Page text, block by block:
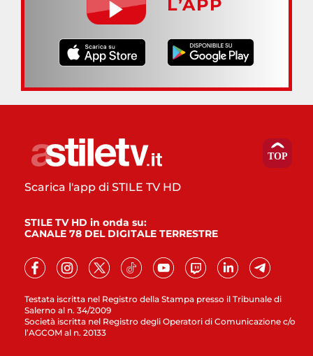
L’APP
Testata iscritta nel Registro della Stampa presso il Tribunale di
Salerno al n. 34/2009
Società iscritta nel Registro degli Operatori di Comunicazione c/o
l’AGCOM al n. 20133
Scarica l'app di STILE TV HD
STILE TV HD in onda su:
CANALE 78 DEL DIGITALE TERRESTRE